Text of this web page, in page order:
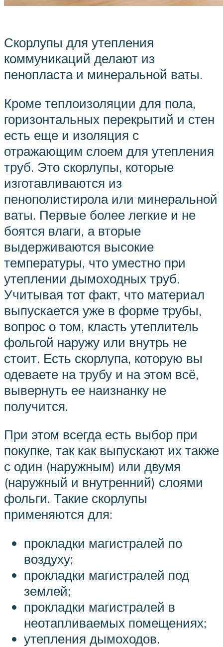
Скорлупы для утепления
коммуникаций делают из
пенопласта и минеральной ваты.
Кроме теплоизоляции для пола,
горизонтальных перекрытий и стен
есть еще и изоляция с
отражающим слоем для утепления
труб. Это скорлупы, которые
изготавливаются из
пенополистирола или минеральной
ваты. Первые более легкие и не
боятся влаги, а вторые
выдерживаются высокие
температуры, что уместно при
утеплении дымоходных труб.
Учитывая тот факт, что материал
выпускается уже в форме трубы,
вопрос о том, класть утеплитель
фольгой наружу или внутрь не
стоит. Есть скорлупа, которую вы
одеваете на трубу и на этом всё,
вывернуть ее наизнанку не
получится.
При этом всегда есть выбор при
покупке, так как выпускают их также
с один (наружным) или двумя
(наружный и внутренний) слоями
фольги. Такие скорлупы
применяются для:
прокладки магистралей по
воздуху;
прокладки магистралей под
землей;
прокладки магистралей в
неотапливаемых помещениях;
утепления дымоходов.